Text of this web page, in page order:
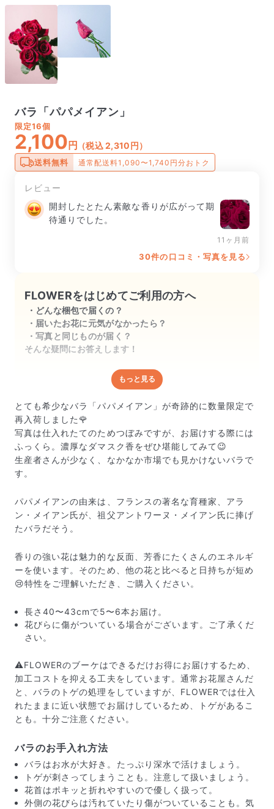
バラ「パパメイアン」
限定16個
2,100 円 （税込 2,310円）
送料無料 通常配送料1,090〜1,740円分おトク
レビュー
開封したとたん素敵な香りが広がって期
待通りでした。
11ヶ月前
30件の口コミ・写真を見る
FLOWERをはじめてご利用の方へ
どんな梱包で届くの？
届いたお花に元気がなかったら？
写真と同じものが届く？
そんな疑問にお答えします！
どんな梱包で届くの？
出荷前に水揚げ（花が水を吸いやすくなる処理）を施
し、専用ボックスに丁寧に梱包してお届けしています。
きゅっとまとめられて一見窮屈そうに見えますが、輸送
中の衝撃による折れや擦れを軽減する効果があります。
届いたお花に元気がなかったら？
もし届いたお花に「枯れている」「折れている」などの
不備があった場合は、些細なことでもお気軽にサポート
までご連絡ください。ご返金にて補償いたします。
もっと見る
とても希少なバラ「パパメイアン」が奇跡的に数量限定で
再入荷しました🌹
写真は仕入れたてのためつぼみですが、お届けする際には
ふっくら。濃厚なダマスク香をぜひ堪能してみて😉
生産者さんが少なく、なかなか市場でも見かけないバラで
す。
パパメイアンの由来は、フランスの著名な育種家、アラ
ン・メイアン氏が、祖父アントワーヌ・メイアン氏に捧げ
たバラだそう。
香りの強い花は魅力的な反面、芳香にたくさんのエネルギ
ーを使います。そのため、他の花と比べると日持ちが短め
😢特性をご理解いただき、ご購入ください。
長さ40〜43cmで5〜6本お届け。
花びらに傷がついている場合がございます。ご了承くだ
さい。
⚠️FLOWERのブーケはできるだけお得にお届けするため、
加工コストを抑える工夫をしています。通常お花屋さんだ
と、バラのトゲの処理をしていますが、FLOWERでは仕入
れたままに近い状態でお届けしているため、トゲがあるこ
とも。十分ご注意ください。
バラのお手入れ方法
バラはお水が大好き。たっぷり深水で活けましょう。
トゲが刺さってしまうことも。注意して扱いましょう。
花首はポキッと折れやすいので優しく扱って。
外側の花びらは汚れていたり傷がついていることも。気